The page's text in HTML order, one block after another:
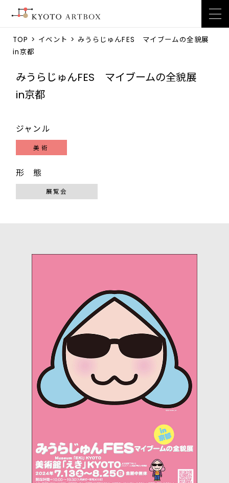
TOP > イベント > みうらじゅんFES マイブームの全貌展
in京都
みうらじゅんFES マイブームの全貌展
in京都
ジャンル
美術
形 態
展覧会